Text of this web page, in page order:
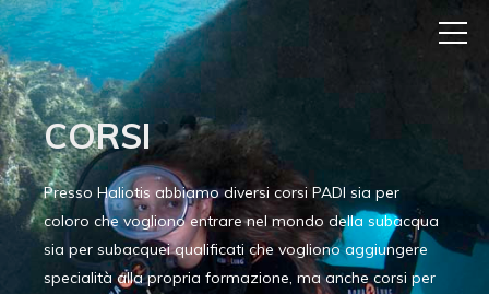
CORSI
Presso Haliotis abbiamo diversi corsi PADI sia per
coloro che vogliono entrare nel mondo della subacqua
sia per subacquei qualificati che vogliono aggiungere
specialità alla propria formazione, ma anche corsi per